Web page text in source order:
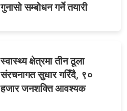
गुनासो सम्बोधन गर्ने तयारी
स्वास्थ्य क्षेत्रमा तीन ठूला
संरचनागत सुधार गरिँदै, ९०
हजार जनशक्ति आवश्यक